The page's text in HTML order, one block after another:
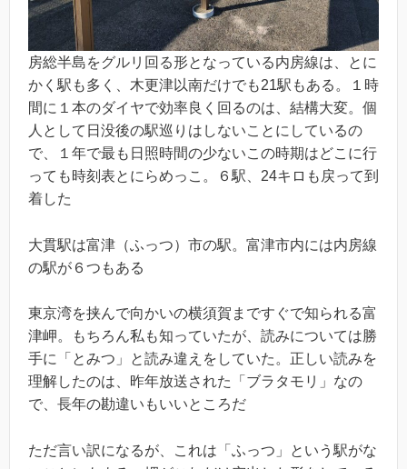
房総半島をグルリ回る形となっている内房線は、とに
かく駅も多く、木更津以南だけでも21駅もある。１時
間に１本のダイヤで効率良く回るのは、結構大変。個
人として日没後の駅巡りはしないことにしているの
で、１年で最も日照時間の少ないこの時期はどこに行
っても時刻表とにらめっこ。６駅、24キロも戻って到
着した
大貫駅は富津（ふっつ）市の駅。富津市内には内房線
の駅が６つもある
東京湾を挟んで向かいの横須賀まですぐで知られる富
津岬。もちろん私も知っていたが、読みについては勝
手に「とみつ」と読み違えをしていた。正しい読みを
理解したのは、昨年放送された「ブラタモリ」なの
で、長年の勘違いもいいところだ
ただ言い訳になるが、これは「ふっつ」という駅がな